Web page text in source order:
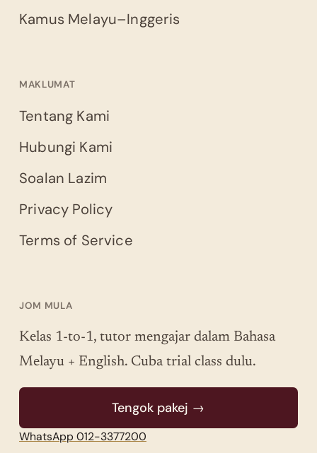
Kamus Melayu–Inggeris
MAKLUMAT
Tentang Kami
Hubungi Kami
Soalan Lazim
Privacy Policy
Terms of Service
JOM MULA
Kelas 1-to-1, tutor mengajar dalam Bahasa
Melayu + English. Cuba trial class dulu.
Tengok pakej →
WhatsApp 012-3377200